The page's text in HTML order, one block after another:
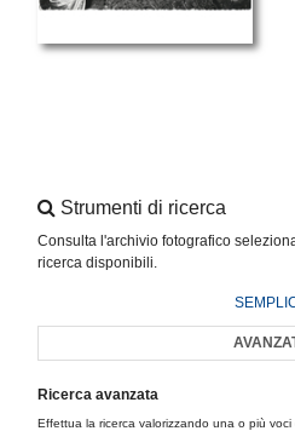
Strumenti di ricerca
Consulta l'archivio fotografico
ricerca disponibili.
Ricerca avanzata
Effettua la ricerca valorizzando una o più voci